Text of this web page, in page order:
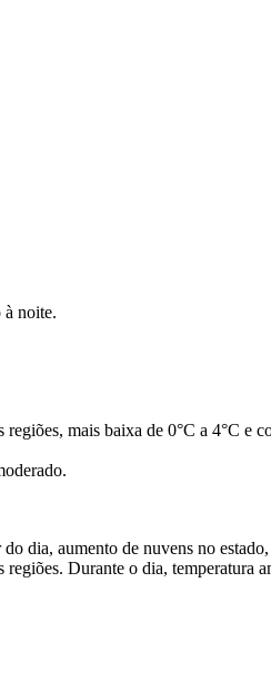
à noite.
mais baixa de 0°C a 4°C
dia, aumento de nuvens no
Durante o dia, temperatura